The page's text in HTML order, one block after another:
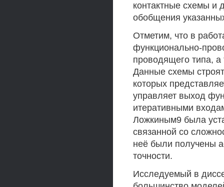
контактные схемы и
обобщения
Отметим, что в
функционально-
проводящего типа,
Данные схемы
которых
управляет выход
итеративными
Ложкиным9 была
связанной со
неё были получены
точности.
Исследуемый в